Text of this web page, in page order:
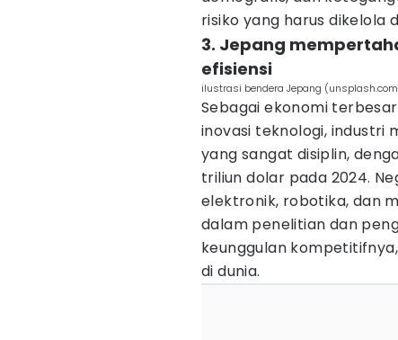
risiko yang harus
3. Jepang
efisiensi
ilustrasi bendera Jepang
Sebagai ekonomi
inovasi teknologi, industri
yang sangat disiplin,
triliun dolar pada 2024.
elektronik, robotika, dan
dalam penelitian dan
keunggulan
di dunia.